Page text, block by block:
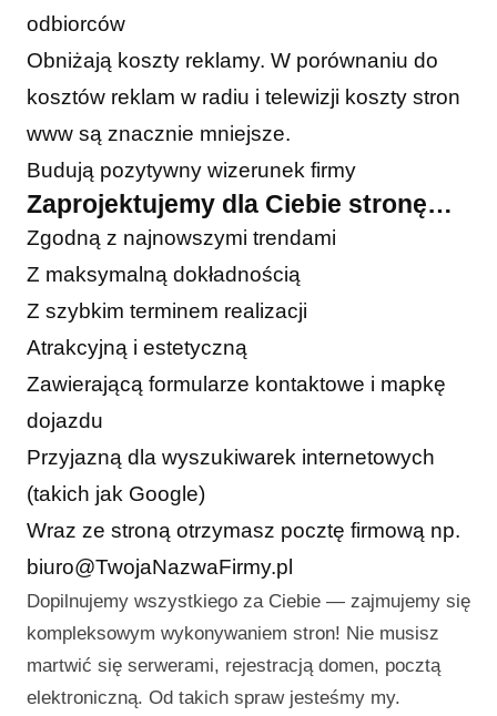
odbiorców
Obniżają koszty reklamy. W porównaniu do
kosztów reklam w radiu i telewizji koszty stron
www są znacznie mniejsze.
Budują pozytywny wizerunek firmy
Zaprojektujemy dla Ciebie stronę…
Zgodną z najnowszymi trendami
Z maksymalną dokładnością
Z szybkim terminem realizacji
Atrakcyjną i estetyczną
Zawierającą formularze kontaktowe i mapkę
dojazdu
Przyjazną dla wyszukiwarek internetowych
(takich jak Google)
Wraz ze stroną otrzymasz pocztę firmową np.
biuro@TwojaNazwaFirmy.pl
Dopilnujemy wszystkiego za Ciebie — zajmujemy się
kompleksowym wykonywaniem stron! Nie musisz
martwić się serwerami, rejestracją domen, pocztą
elektroniczną. Od takich spraw jesteśmy my.